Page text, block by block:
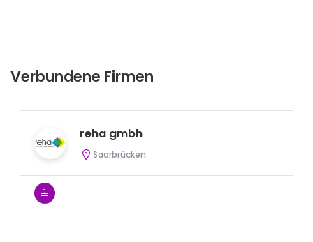
Verbundene Firmen
reha gmbh
Saarbrücken